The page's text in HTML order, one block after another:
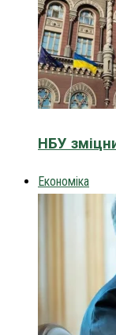
НБУ
Економіка